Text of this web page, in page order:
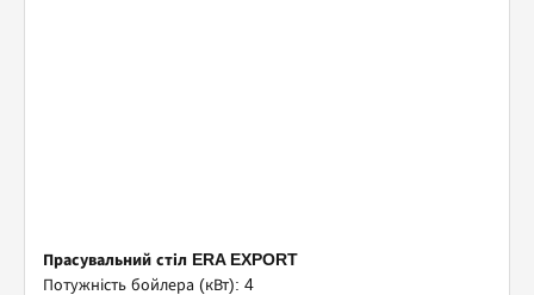
Прасувальний стіл ERA EXPORT
Потужність бойлера (кВт): 4